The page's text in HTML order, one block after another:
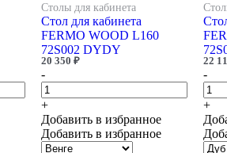
Столы для кабинета
Стол для кабинета
FERMO WOOD L160
72S002 DYDY
20 350 ₽
-
+
Добавить в избранное
Добавить в избранное
22
-
+